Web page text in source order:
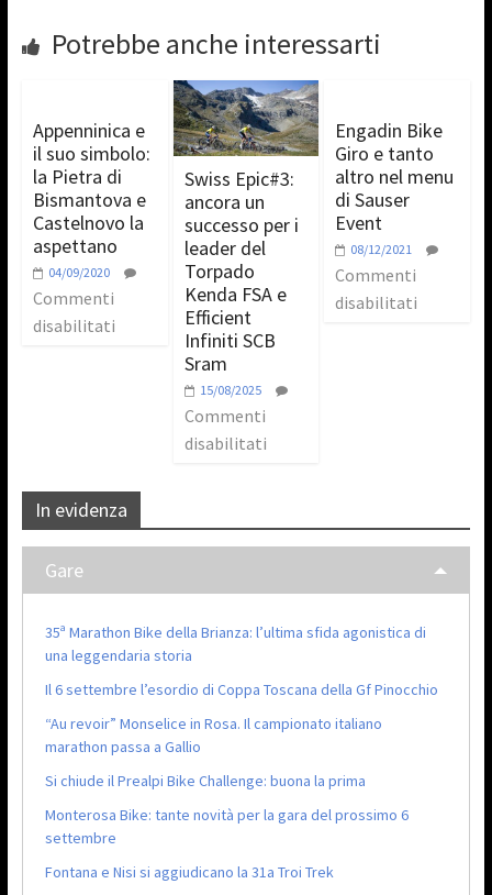
Potrebbe anche interessarti
Appenninica e
il suo simbolo:
la Pietra di
Bismantova e
Castelnovo la
aspettano
04/09/2020
Commenti
disabilitati
Swiss Epic#3:
ancora un
successo per i
leader del
Torpado
Kenda FSA e
Efficient
Infiniti SCB
Sram
15/08/2025
Commenti
disabilitati
Engadin Bike
Giro e tanto
altro nel menu
di Sauser
Event
08/12/2021
Commenti
disabilitati
In evidenza
Gare
35ª Marathon Bike della Brianza: l’ultima sfida agonistica di
una leggendaria storia
Il 6 settembre l’esordio di Coppa Toscana della Gf Pinocchio
“Au revoir” Monselice in Rosa. Il campionato italiano
marathon passa a Gallio
Si chiude il Prealpi Bike Challenge: buona la prima
Monterosa Bike: tante novità per la gara del prossimo 6
settembre
Fontana e Nisi si aggiudicano la 31a Troi Trek